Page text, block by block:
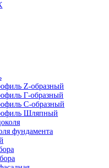
Z-образный
Г-образный
С-образный
Шляпный
фундамента